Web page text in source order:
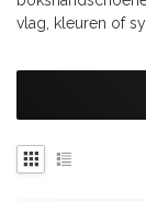
vlag, kleuren of